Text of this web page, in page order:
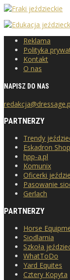
Reklama
Polityka
Kontakt
O nas
NAPISZ DO NAS
PARTNERZY
Trendy
Eskadron Shop
hpp-a.pl
Komunix
Oficerki
Pasowanie
Gerlach
PARTNERZY
Horse
Siodlarnia
Szkoła
WhatToDo
Yard Equites
Cztery Kopyta